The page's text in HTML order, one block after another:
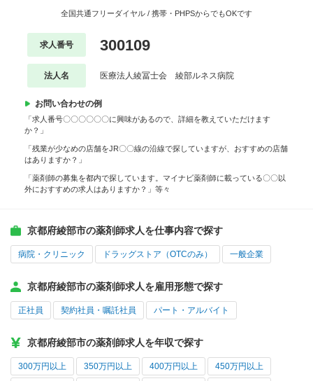
全国共通フリーダイヤル / 携帯・PHPSからでもOKです
求人番号 300109
法人名 医療法人綾冨士会 綾部ルネス病院
お問い合わせの例
「求人番号〇〇〇〇〇〇に興味があるので、詳細を教えていただけます
か？」
「残業が少なめの店舗をJR〇〇線の沿線で探していますが、おすすめの店舗
はありますか？」
「薬剤師の募集を都内で探しています。マイナビ薬剤師に載っている〇〇以
外におすすめの求人はありますか？」等々
京都府綾部市の薬剤師求人を仕事内容で探す
病院・クリニック ドラッグストア（OTCのみ） 一般企業
京都府綾部市の薬剤師求人を雇用形態で探す
正社員 契約社員・嘱託社員 パート・アルバイト
京都府綾部市の薬剤師求人を年収で探す
300万円以上 350万円以上 400万円以上 450万円以上